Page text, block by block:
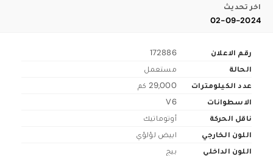
اخر تحديث
02-09-2024
رقم الاعلان
172886
الحالة
مستعمل
عدد الكيلومترات
29,000 كم
الاسطوانات
V6
ناقل الحركة
أوتوماتيك
اللون الخارجي
ابيض لؤلؤي
اللون الداخلي
بيج